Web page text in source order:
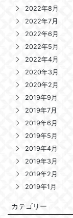
2022年8月
2022年7月
2022年6月
2022年5月
2022年4月
2020年3月
2020年2月
2019年9月
2019年7月
2019年6月
2019年5月
2019年4月
2019年3月
2019年2月
2019年1月
カテゴリー